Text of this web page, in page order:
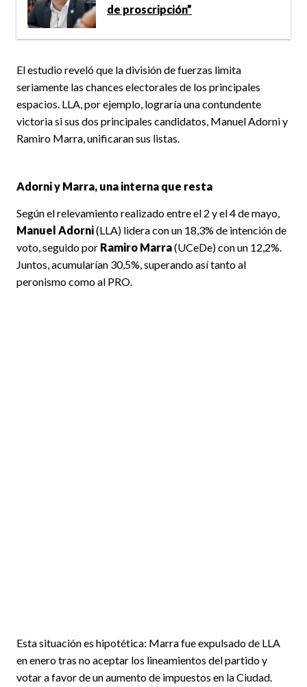
de proscripción”
El estudio reveló que la división de fuerzas limita
seriamente las chances electorales de los principales
espacios. LLA, por ejemplo, lograría una contundente
victoria si sus dos principales candidatos, Manuel Adorni y
Ramiro Marra, unificaran sus listas.
Adorni y Marra, una interna que resta
Según el relevamiento realizado entre el 2 y el 4 de mayo,
Manuel Adorni(LLA) lidera con un 18,3% de intención de
voto, seguido por Ramiro Marra(UCeDe) con un 12,2%.
Juntos, acumularían 30,5%, superando así tanto al
peronismo como al PRO.
Esta situación es hipotética: Marra fue expulsado de LLA
en enero tras no aceptar los lineamientos del partido y
votar a favor de un aumento de impuestos en la Ciudad.